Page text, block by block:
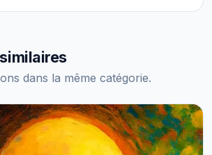
dans la même catégorie.